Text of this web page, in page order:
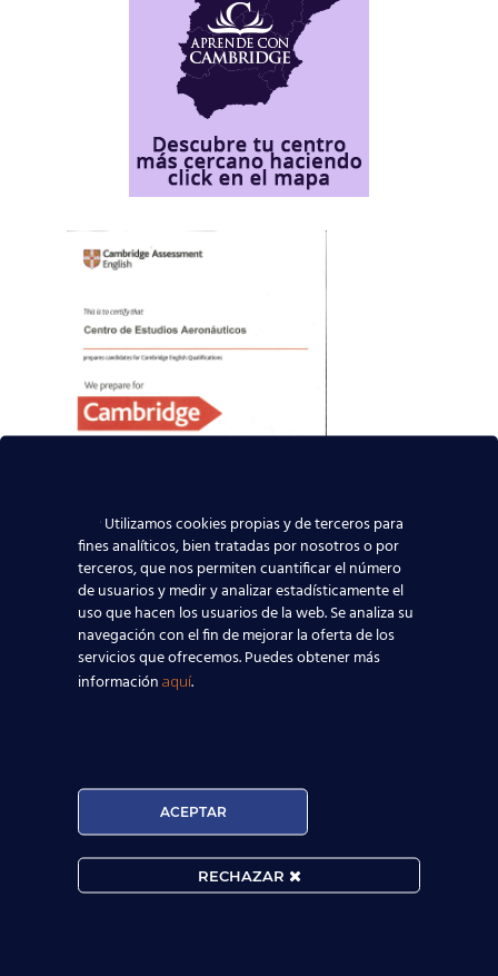
MATRÍCULA ABIERTA:
Utilizamos cookies propias y de terceros para
fines analíticos, bien tratadas por nosotros o por
terceros, que nos permiten cuantificar el número
de usuarios y medir y analizar estadísticamente el
uso que hacen los usuarios de la web. Se analiza su
navegación con el fin de mejorar la oferta de los
servicios que ofrecemos. Puedes obtener más
información aquí.
ACEPTAR
RECHAZAR